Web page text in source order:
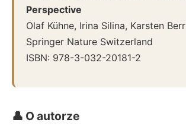
Perspective
Olaf Kühne, Irina Silina, Karsten Berr
Springer Nature Switzerland
ISBN: 978-3-032-20181-2
👤 O autorze